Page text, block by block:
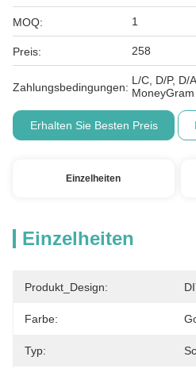
MOQ: 1
Preis: 258
Zahlungsbedingungen:
L/C, D/P, D/
MoneyGram
Erhalten Sie Besten Preis
Einzelheiten
Einzelheiten
Produkt_Design:
Farbe:
Typ: